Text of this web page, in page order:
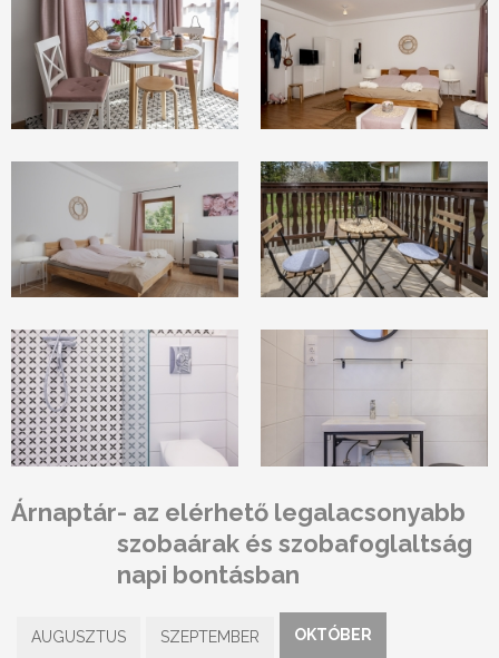
Árnaptár- az elérhető legalacsonyabb
szobaárak és szobafoglaltság
napi bontásban
AUGUSZTUS SZEPTEMBER OKTÓBER